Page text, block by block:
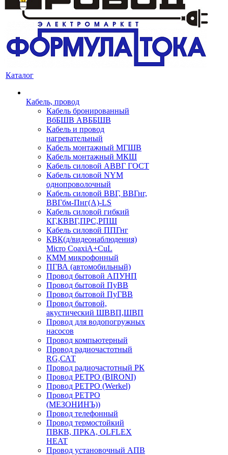
Каталог
Кабель, провод
Кабель бронированный
ВбБШВ АВББШВ
Кабель и провод
нагревательный
Кабель монтажный МГШВ
Кабель монтажный МКШ
Кабель силовой АВВГ ГОСТ
Кабель силовой NYM
однопроволочный
Кабель силовой ВВГ, ВВГнг,
ВВГбм-Пнг(А)-LS
Кабель силовой гибкий
КГ,КВВГ,ПРС,РПШ
Кабель силовой ППГнг
КВК(д/видеонаблюдения)
Micro CoaxiA+CuL
КММ микрофонный
ПГВА (автомобильный)
Провод бытовой АПУНП
Провод бытовой ПуВВ
Провод бытовой ПуГВВ
Провод бытовой,
акустический ШВВП,ШВП
Провод для водопогружных
насосов
Провод компьютерный
Провод радиочастотный
RG,САТ
Провод радиочастотный РК
Провод РЕТРО (BIRONI)
Провод РЕТРО (Werkel)
Провод РЕТРО
(МЕЗОНИНЪ))
Провод телефонный
Провод термостойкий
ПВКВ, ПРКА, OLFLEX
HEAT
Провод установочный АПВ